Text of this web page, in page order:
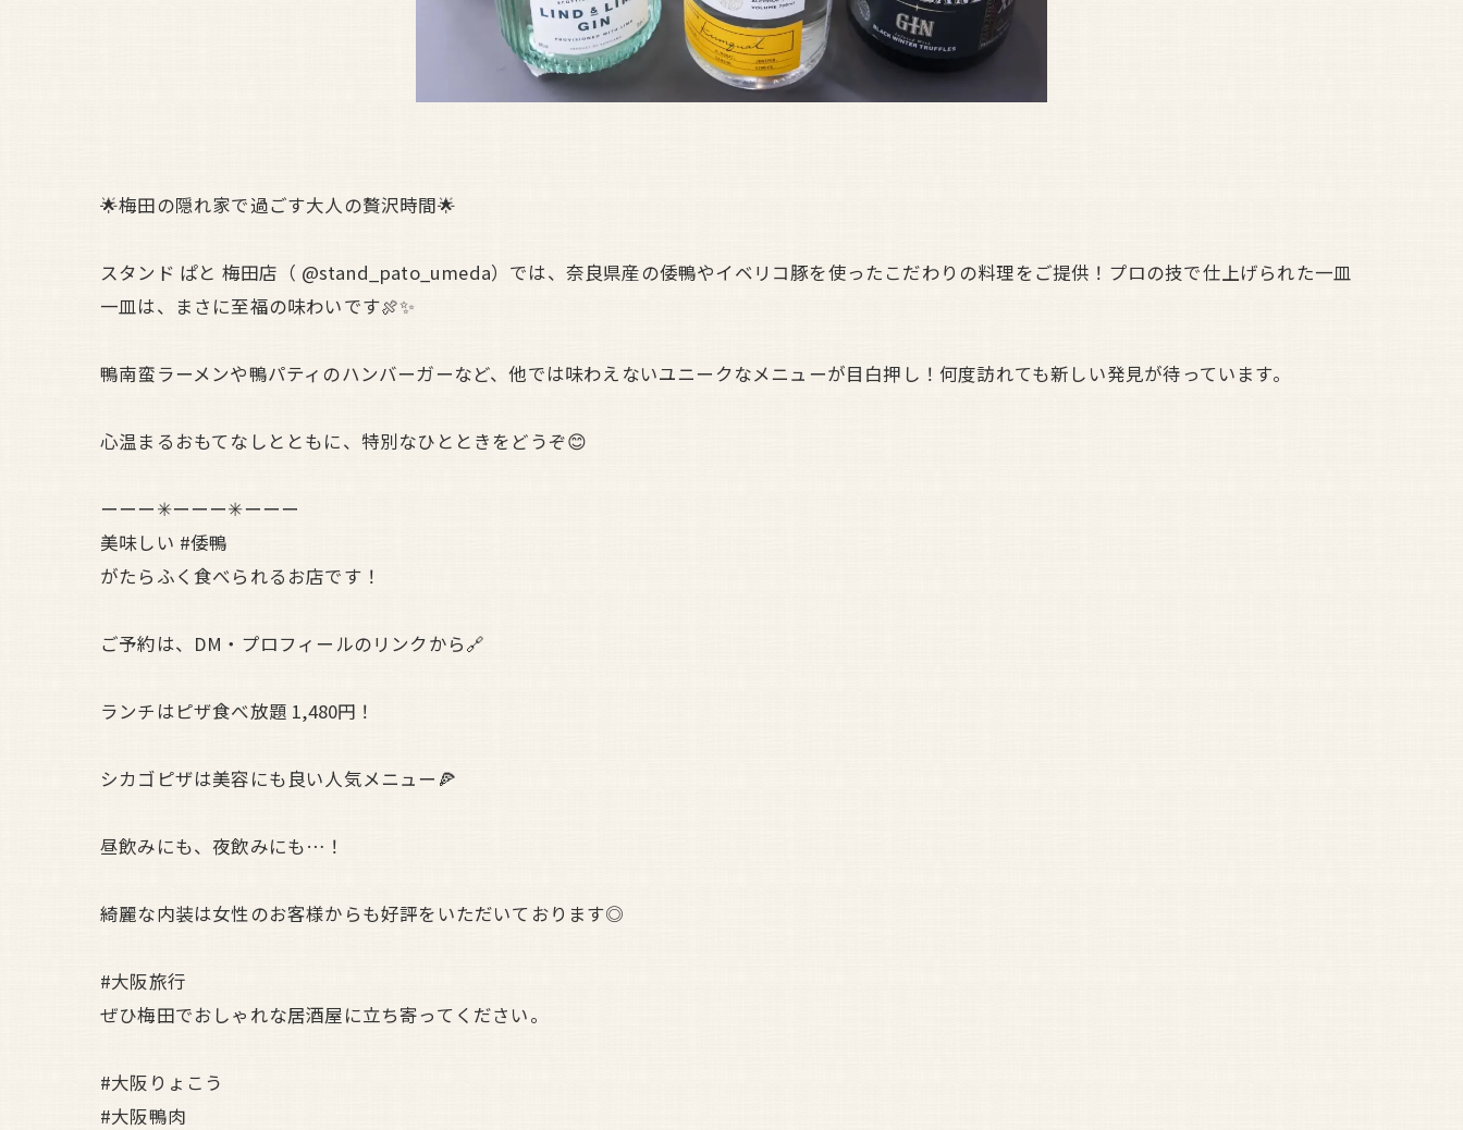
🌟梅田の隠れ家で過ごす大人の贅沢時間🌟
スタンド ぱと 梅田店（ @stand_pato_umeda）では、奈良県産の倭鴨やイベリコ豚を使ったこだわりの料理をご提供！プロの技で仕上げられた一皿
一皿は、まさに至福の味わいです🍖✨
鴨南蛮ラーメンや鴨パティのハンバーガーなど、他では味わえないユニークなメニューが目白押し！何度訪れても新しい発見が待っています。
心温まるおもてなしとともに、特別なひとときをどうぞ😊
ーーー✳︎ーーー✳︎ーーー
美味しい #倭鴨
がたらふく食べられるお店です！
ご予約は、DM・プロフィールのリンクから🔗
ランチはピザ食べ放題 1,480円！
シカゴピザは美容にも良い人気メニュー🍕
昼飲みにも、夜飲みにも…！
綺麗な内装は女性のお客様からも好評をいただいております◎
#大阪旅行
ぜひ梅田でおしゃれな居酒屋に立ち寄ってください。
#大阪りょこう
#大阪鴨肉